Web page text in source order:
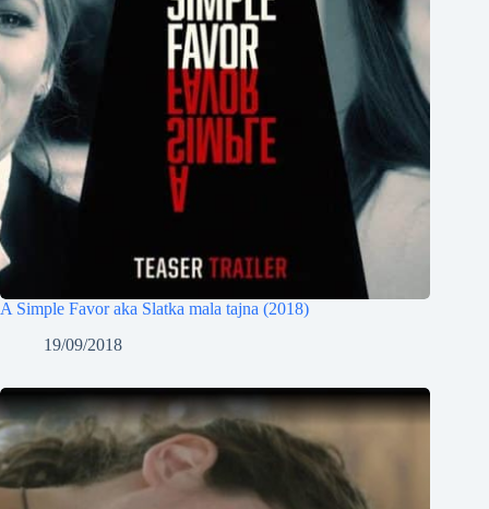
A Simple Favor aka Slatka mala tajna (2018)
19/09/2018